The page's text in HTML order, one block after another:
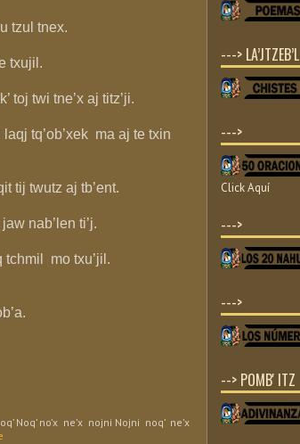
tzul tnex.
txujil.
toj twi tne’x aj titz’ji.
laqj tq’ob’xek ma aj te txin
tij twutz aj tb’ent.
nab’len ti’j.
tchmil mo txu’jil.
Noq’ no’x ne’x nojni Nojni noq’ ne’x
---> LA’JTZEB’L
--->
Click Aquí
--->
--->
--> POMB' ITZ